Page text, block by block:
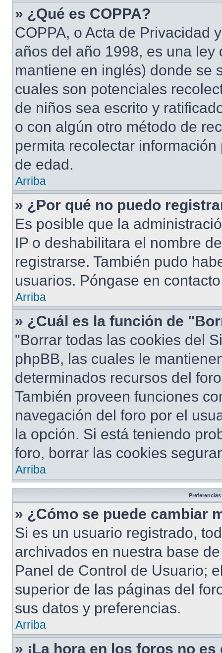
» ¿Qué es COPPA?
COPPA, o Acta de Privacidad
años del año 1998, es una
mantiene en inglés) donde se
cuales son potenciales
de niños sea escrito y
o con algún otro método de
permita recolectar
de edad.
Arriba
» ¿Por qué no puedo
Es posible que la
IP o deshabilitara el nombre
registrarse. También pudo
usuarios. Póngase en
Arriba
» ¿Cuál es la función de
"Borrar todas las cookies del
phpBB, las cuales le
determinados recursos del
También proveen funciones
navegación del foro por el
la opción. Si está teniendo
foro, borrar las cookies
Arriba
» ¿Cómo se puede cambiar
Si es un usuario registrado,
archivados en nuestra base
Panel de Control de Usuario;
superior de las páginas del
sus datos y preferencias.
Arriba
» ¡La hora en los foros no